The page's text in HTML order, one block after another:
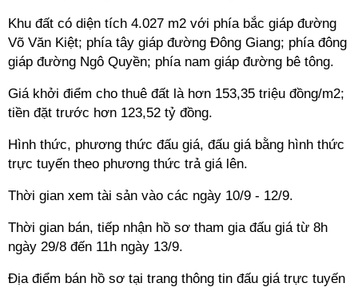
Khu đất có diện tích 4.027 m2 với phía bắc giáp đường
Võ Văn Kiệt; phía tây giáp đường Đông Giang; phía đông
giáp đường Ngô Quyền; phía nam giáp đường bê tông.
Giá khởi điểm cho thuê đất là hơn 153,35 triệu đồng/m2;
tiền đặt trước hơn 123,52 tỷ đồng.
Hình thức, phương thức đấu giá, đấu giá bằng hình thức
trực tuyến theo phương thức trả giá lên.
Thời gian xem tài sản vào các ngày 10/9 - 12/9.
Thời gian bán, tiếp nhận hồ sơ tham gia đấu giá từ 8h
ngày 29/8 đến 11h ngày 13/9.
Địa điểm bán hồ sơ tại trang thông tin đấu giá trực tuyến